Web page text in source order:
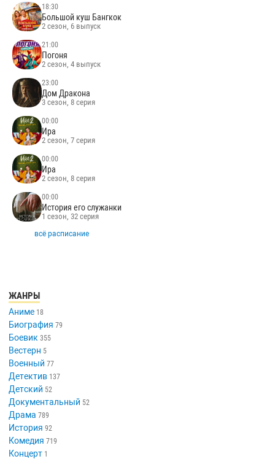
18:30
Большой куш Бангкок
2 сезон, 6 выпуск
21:00
Погоня
2 сезон, 4 выпуск
23:00
Дом Дракона
3 сезон, 8 серия
00:00
Ира
2 сезон, 7 серия
00:00
Ира
2 сезон, 8 серия
00:00
История его служанки
1 сезон, 32 серия
всё расписание
ЖАНРЫ
Аниме 18
Биография 79
Боевик 355
Вестерн 5
Военный 77
Детектив 137
Детский 52
Документальный 52
Драма 789
История 92
Комедия 719
Концерт 1